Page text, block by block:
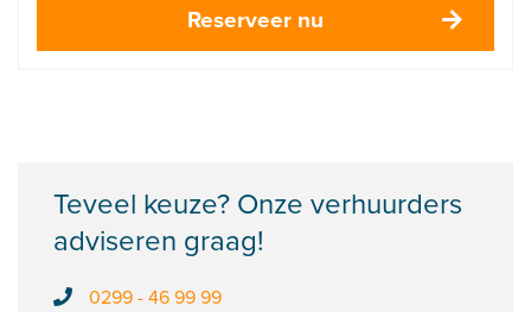
Reserveer nu
Teveel keuze? Onze verhuurders
adviseren graag!
0299 - 46 99 99